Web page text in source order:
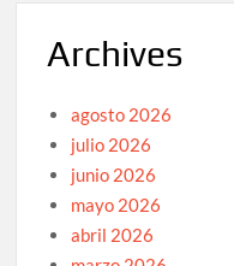
Archives
agosto 2026
julio 2026
junio 2026
mayo 2026
abril 2026